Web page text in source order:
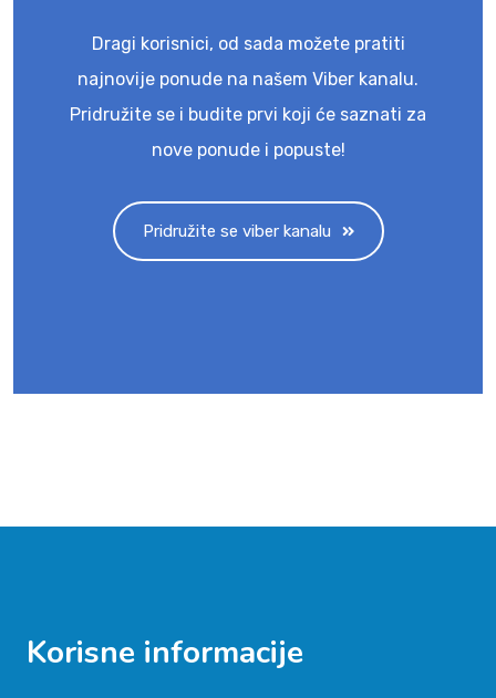
Dragi korisnici, od sada možete pratiti
najnovije ponude na našem Viber kanalu.
Pridružite se i budite prvi koji će saznati za
nove ponude i popuste!
Pridružite se viber kanalu
Korisne informacije